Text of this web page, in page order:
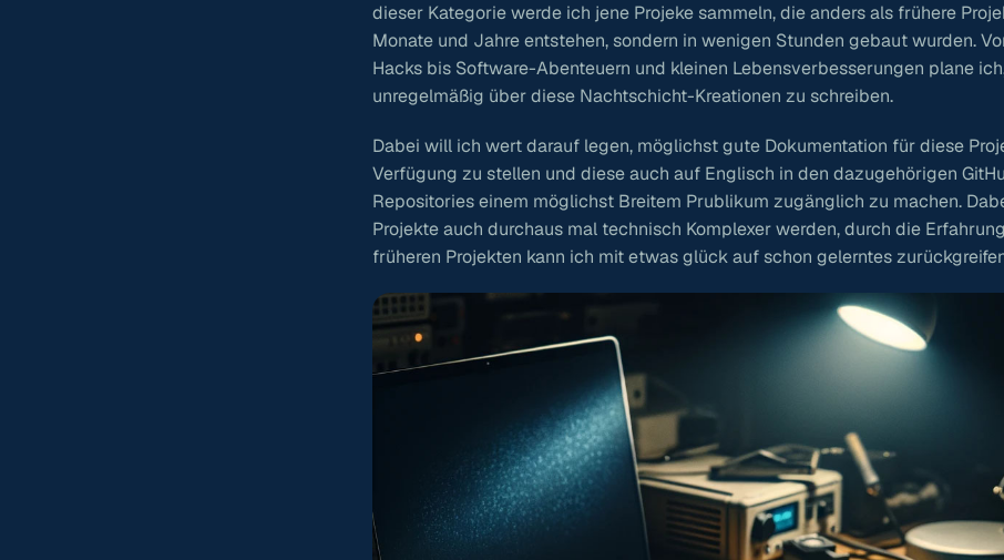
dieser Kategorie werde ich jene Projeke sammeln, die anders als frühere
Monate und Jahre entstehen, sondern in wenigen Stunden gebaut wurden.
Hacks bis Software-Abenteuern und kleinen Lebensverbesserungen plane
unregelmäßig über diese Nachtschicht-Kreationen zu schreiben.
Dabei will ich wert darauf legen, möglichst gute Dokumentation für diese
Verfügung zu stellen und diese auch auf Englisch in den dazugehörigen
Repositories einem möglichst Breitem Prublikum zugänglich zu machen.
Projekte auch durchaus mal technisch Komplexer werden, durch die
früheren Projekten kann ich mit etwas glück auf schon gelerntes